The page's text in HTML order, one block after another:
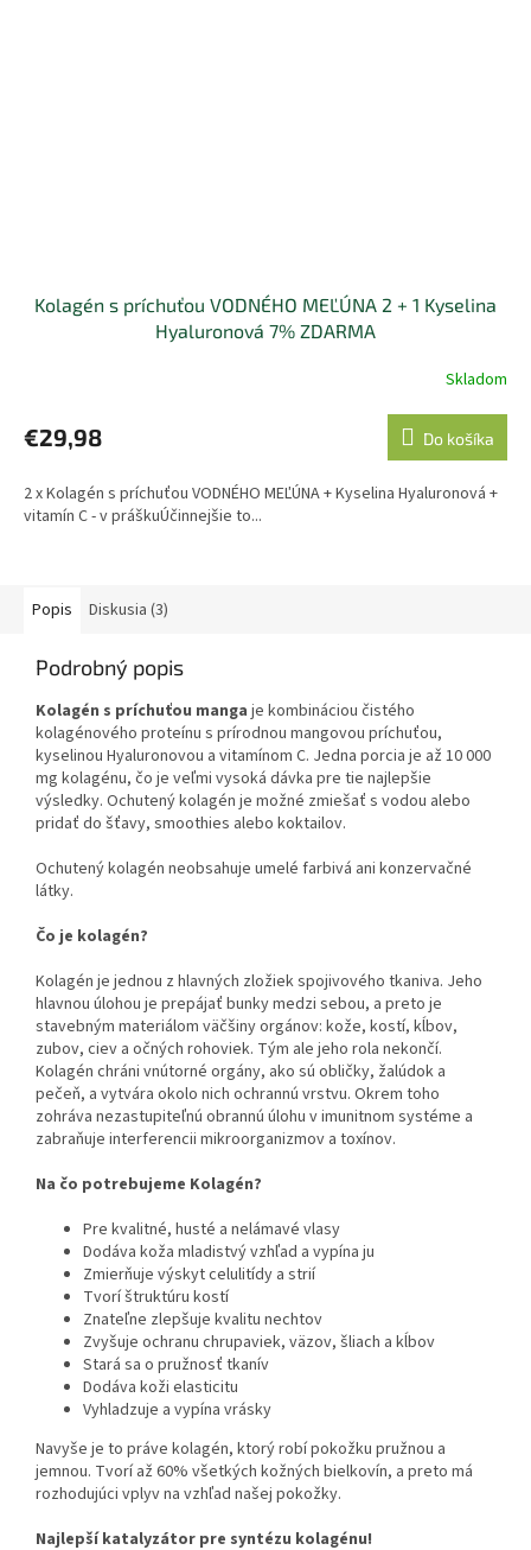
Kolagén s príchuťou VODNÉHO MEĽÚNA 2 + 1 Kyselina
Hyaluronová 7% ZDARMA
produktu
je
z
5
Skladom
€29,98 Do košíka
2 x Kolagén s príchuťou VODNÉHO MEĽÚNA + Kyselina Hyaluronová +
vitamín C - v práškuÚčinnejšie to...
Popis Diskusia (3)
Podrobný popis
Kolagén s príchuťou manga je kombináciou čistého
kolagénového proteínu s prírodnou mangovou príchuťou,
kyselinou Hyaluronovou a vitamínom C. Jedna porcia je až 10 000
mg kolagénu, čo je veľmi vysoká dávka pre tie najlepšie
výsledky. Ochutený kolagén je možné zmiešať s vodou alebo
pridať do šťavy, smoothies alebo koktailov.
Ochutený kolagén neobsahuje umelé farbivá ani konzervačné
látky.
Čo je kolagén?
Kolagén je jednou z hlavných zložiek spojivového tkaniva. Jeho
hlavnou úlohou je prepájať bunky medzi sebou, a preto je
stavebným materiálom väčšiny orgánov: kože, kostí, kĺbov,
zubov, ciev a očných rohoviek. Tým ale jeho rola nekončí.
Kolagén chráni vnútorné orgány, ako sú obličky, žalúdok a
pečeň, a vytvára okolo nich ochrannú vrstvu. Okrem toho
zohráva nezastupiteľnú obrannú úlohu v imunitnom systéme a
zabraňuje interferencii mikroorganizmov a toxínov.
Na čo potrebujeme Kolagén?
Pre kvalitné, husté a nelámavé vlasy
Dodáva koža mladistvý vzhľad a vypína ju
Zmierňuje výskyt celulitídy a strií
Tvorí štruktúru kostí
Znateľne zlepšuje kvalitu nechtov
Zvyšuje ochranu chrupaviek, väzov, šliach a kĺbov
Stará sa o pružnosť tkanív
Dodáva koži elasticitu
Vyhladzuje a vypína vrásky
Navyše je to práve kolagén, ktorý robí pokožku pružnou a
jemnou. Tvorí až 60% všetkých kožných bielkovín, a preto má
rozhodujúci vplyv na vzhľad našej pokožky.
Najlepší katalyzátor pre syntézu kolagénu!